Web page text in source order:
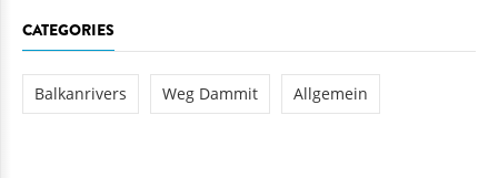
CATEGORIES
Balkanrivers Weg Dammit Allgemein